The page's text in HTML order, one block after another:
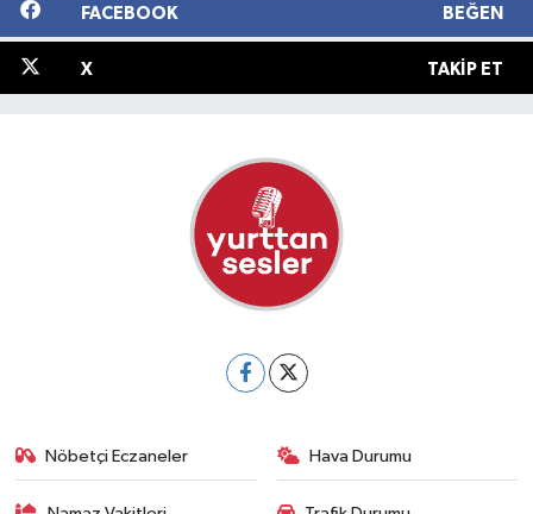
FACEBOOK BEĞEN
X TAKIP ET
Nöbetçi Eczaneler Hava Durumu